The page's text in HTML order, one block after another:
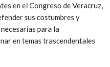
en el Congreso de Veracruz,
sus costumbres y
para la
en temas trascendentales